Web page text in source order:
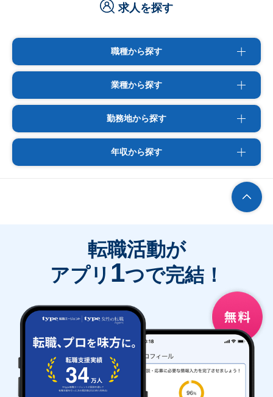
求人を探す
職種から探す
業種から探す
勤務地から探す
年収から探す
転職活動が
アプリ 1つで完結！